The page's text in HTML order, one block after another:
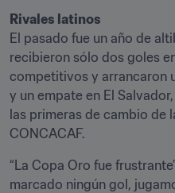
Rivales latinos
El pasado fue un año de
recibieron sólo dos goles
competitivos y arrancaron
y un empate en El
las primeras de cambio de
CONCACAF.
“La Copa Oro fue
marcado ningún gol,